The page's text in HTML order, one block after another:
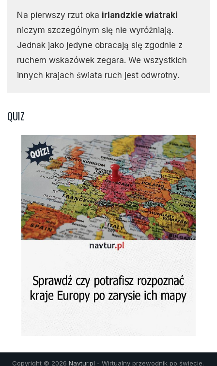
Na pierwszy rzut oka irlandzkie wiatraki
niczym szczególnym się nie wyróżniają.
Jednak jako jedyne obracają się zgodnie z
ruchem wskazówek zegara. We wszystkich
innych krajach świata ruch jest odwrotny.
QUIZ
Copyright © 2026 Navtur.pl - Wirtualny przewodnik po świecie.